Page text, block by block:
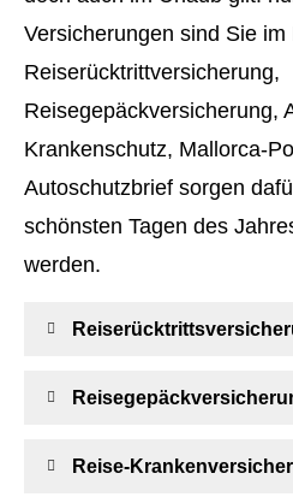
Versicherungen sind Sie
Reiserücktrittversicherung,
Reisegepäckversicherung,
Krankenschutz, Mallorca-
Autoschutzbrief sorgen
schönsten Tagen des
werden.
Reise-